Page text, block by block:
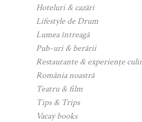
Hoteluri & cazări
Lifestyle de Drum
Lumea întreagă
Pub-uri & berării
Restaurante & experiențe
România noastră
Teatru & film
Tips & Trips
Vacay books